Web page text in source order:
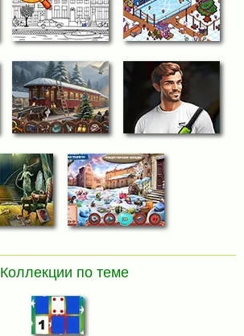
Коллекции по теме